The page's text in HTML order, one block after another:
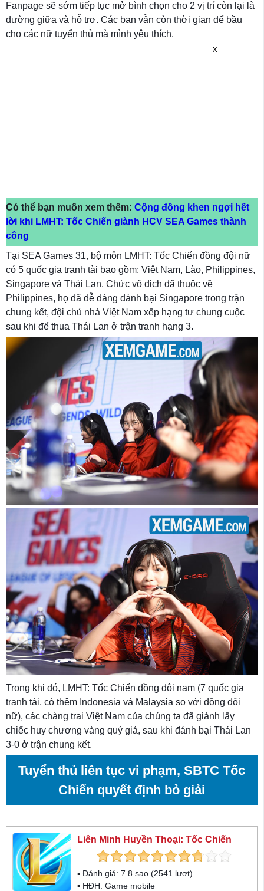
Fanpage sẽ sớm tiếp tục mở bình chọn cho 2 vị trí còn lại là
đường giữa và hỗ trợ. Các bạn vẫn còn thời gian để bầu
cho các nữ tuyển thủ mà mình yêu thích.
X
Có thể bạn muốn xem thêm: Cộng đồng khen ngợi hết
lời khi LMHT: Tốc Chiến giành HCV SEA Games thành
công
Tại SEA Games 31, bộ môn LMHT: Tốc Chiến đồng đội nữ
có 5 quốc gia tranh tài bao gồm: Việt Nam, Lào, Philippines,
Singapore và Thái Lan. Chức vô địch đã thuộc về
Philippines, họ đã dễ dàng đánh bại Singapore trong trận
chung kết, đội chủ nhà Việt Nam xếp hạng tư chung cuộc
sau khi để thua Thái Lan ở trận tranh hạng 3.
Trong khi đó, LMHT: Tốc Chiến đồng đội nam (7 quốc gia
tranh tài, có thêm Indonesia và Malaysia so với đồng đội
nữ), các chàng trai Việt Nam của chúng ta đã giành lấy
chiếc huy chương vàng quý giá, sau khi đánh bại Thái Lan
3-0 ở trận chung kết.
Tuyển thủ liên tục vi phạm, SBTC Tốc
Chiến quyết định bỏ giải
Liên Minh Huyền Thoại: Tốc Chiến
▪ Đánh giá: 7.8 sao (2541 lượt)
▪ HĐH: Game mobile